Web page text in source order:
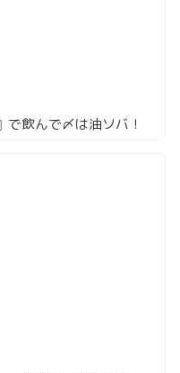
飲んで〆は油ソバ！